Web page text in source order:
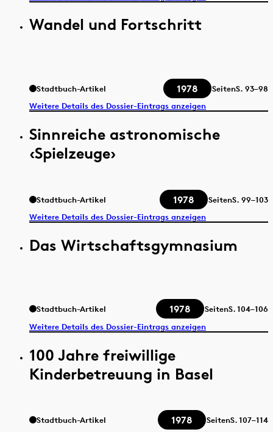
Wandel und Fortschritt
Stadtbuch-Artikel 1978 SeitenS. 93–98
Weitere Details des Dossier-Eintrags anzeigen
Sinnreiche astronomische
‹Spielzeuge›
Stadtbuch-Artikel 1978 SeitenS. 99–103
Weitere Details des Dossier-Eintrags anzeigen
Das Wirtschaftsgymnasium
Stadtbuch-Artikel 1978 SeitenS.104–106
Weitere Details des Dossier-Eintrags anzeigen
100 Jahre freiwillige
Kinderbetreuung in Basel
Stadtbuch-Artikel 1978 SeitenS.107–114